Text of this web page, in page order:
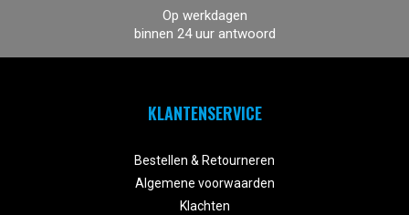
Op werkdagen
binnen 24 uur antwoord
KLANTENSERVICE
Bestellen & Retourneren
Algemene voorwaarden
Klachten